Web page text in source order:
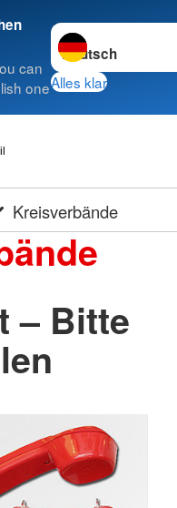
can
one
Sprache wechseln
Alles klar
Kreisverbände
– Bitte